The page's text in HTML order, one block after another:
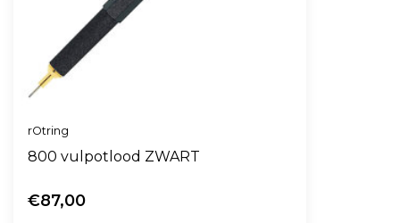
rOtring
800 vulpotlood ZWART
€87,00